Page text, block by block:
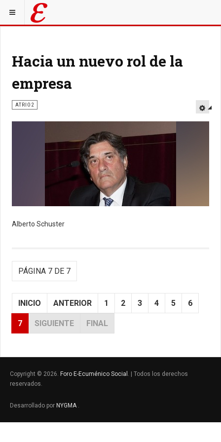
Hacia un nuevo rol de la
empresa
ATRIO2
Alberto Schuster
PÁGINA 7 DE 7
INICIO ANTERIOR 1 2 3 4 5 6
7 SIGUIENTE FINAL
Copyright © 2026. Foro E-Ecuménico Social . | Todos los derechos
reservados.
Desarrollado por NYGMA .